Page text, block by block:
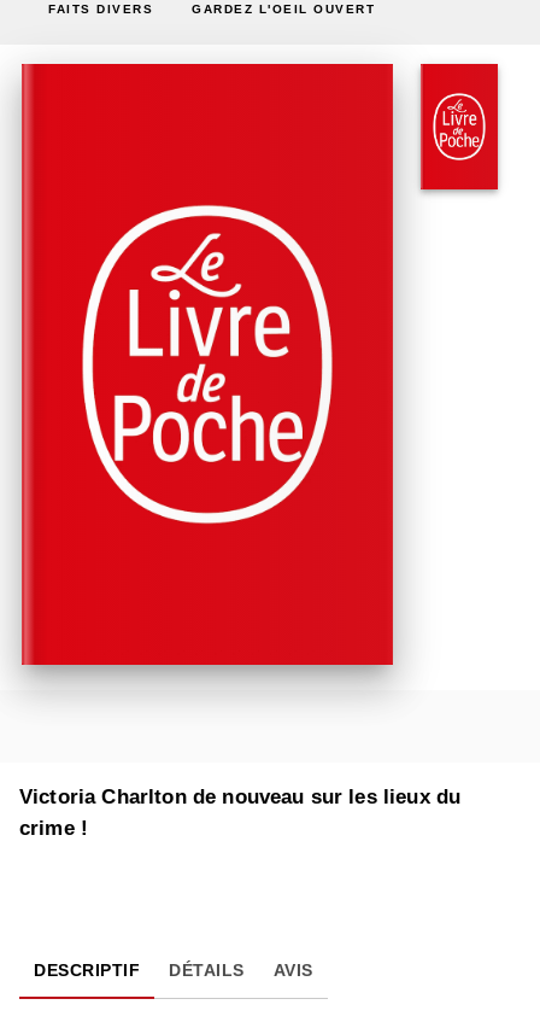
FAITS DIVERS GARDEZ L'OEIL OUVERT
Victoria Charlton de nouveau sur les lieux du
crime !
DESCRIPTIF DÉTAILS AVIS